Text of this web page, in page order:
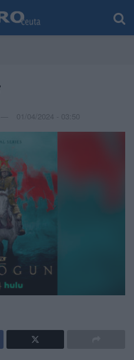
01/04/2024 - 03:50